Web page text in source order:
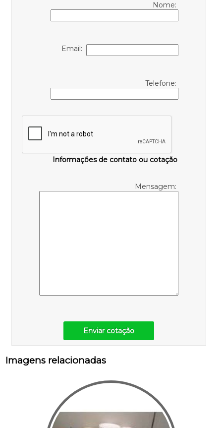
Nome:
Email:
Telefone:
Informações de contato ou cotação
Mensagem:
Enviar cotação
Imagens relacionadas